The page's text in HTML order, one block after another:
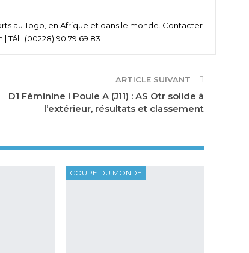
au Togo, en Afrique et dans le monde. Contacter
Tél : (00228) 90 79 69 83
ARTICLE SUIVANT
D1 Féminine l Poule A (J11) : AS Otr solide à
l’extérieur, résultats et classement
COUPE DU MONDE